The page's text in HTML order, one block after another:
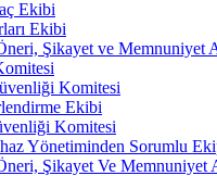
Ekibi
Ekibi
Şikayet ve Memnuniyet
Komitesi
Ekibi
Komitesi
Yönetiminden Sorumlu
Şikayet Ve Memnuniyet